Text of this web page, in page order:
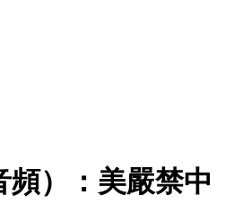
頻）：美嚴禁中